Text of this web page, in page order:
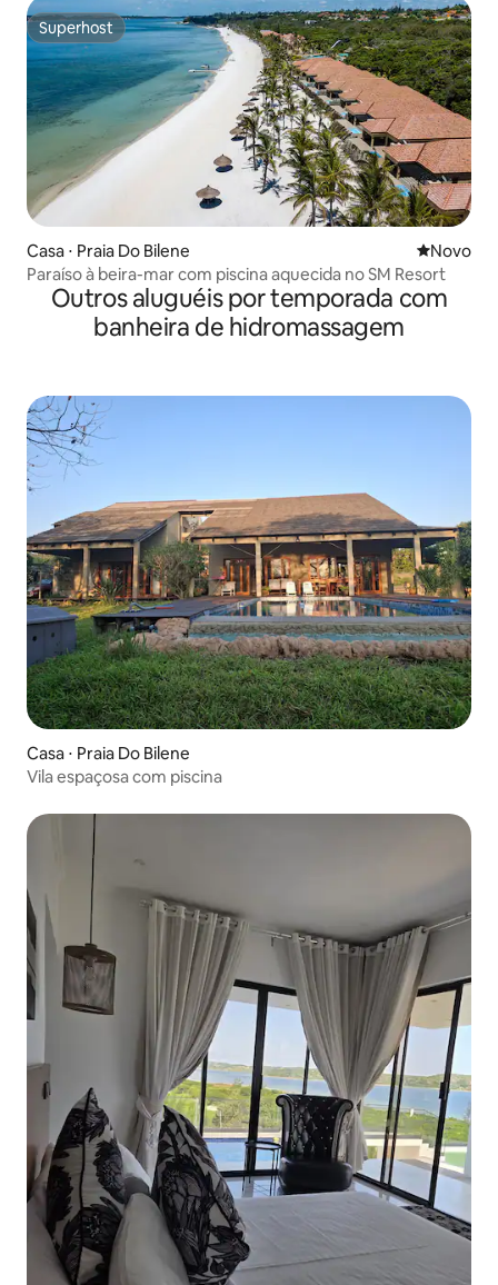
Superhost
Superhost
Casa ⋅ Praia Do Bilene Novo
Novo
Paraíso à beira-mar com piscina aquecida no SM Resort
Outros aluguéis por temporada com
banheira de hidromassagem
Casa ⋅ Praia Do Bilene
Vila espaçosa com piscina